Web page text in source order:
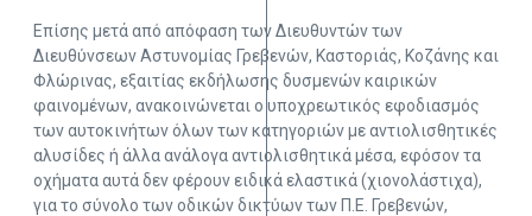
Επίσης μετά από απόφαση των Διευθυντών των
Διευθύνσεων Αστυνομίας Γρεβενών, Καστοριάς, Κοζάνης και
Φλώρινας, εξαιτίας εκδήλωσης δυσμενών καιρικών
φαινομένων, ανακοινώνεται ο υποχρεωτικός εφοδιασμός
των αυτοκινήτων όλων των κατηγοριών με αντιολισθητικές
αλυσίδες ή άλλα ανάλογα αντιολισθητικά μέσα, εφόσον τα
οχήματα αυτά δεν φέρουν ειδικά ελαστικά (χιονολάστιχα),
για το σύνολο των οδικών δικτύων των Π.Ε. Γρεβενών,